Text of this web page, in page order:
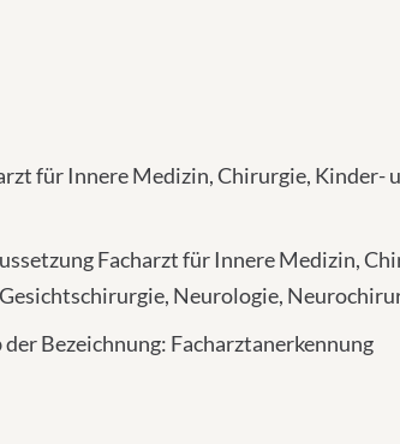
für Innere Medizin, Chirurgie, Kinder-
Facharzt für Innere Medizin,
Neurologie,
Bezeichnung: Facharztanerkennung